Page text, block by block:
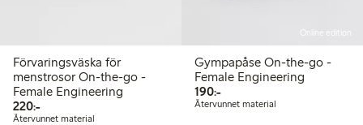
Förvaringsväska för
menstrosor On-the-go -
Female Engineering
220:-220,00 kr
Återvunnet material
Online edition
Gympapåse On-the-go -
Female Engineering
190:-190,00 kr
Återvunnet material